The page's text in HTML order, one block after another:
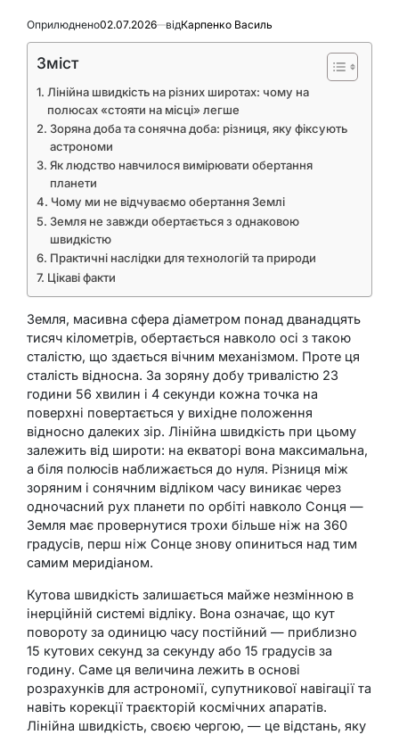
Оприлюднено02.07.2026 відКарпенко Василь
Зміст
Лінійна швидкість на різних широтах: чому на
полюсах «стояти на місці» легше
Зоряна доба та сонячна доба: різниця, яку фіксують
астрономи
Як людство навчилося вимірювати обертання
планети
Чому ми не відчуваємо обертання Землі
Земля не завжди обертається з однаковою
швидкістю
Практичні наслідки для технологій та природи
Цікаві факти
Земля, масивна сфера діаметром понад дванадцять
тисяч кілометрів, обертається навколо осі з такою
сталістю, що здається вічним механізмом. Проте ця
сталість відносна. За зоряну добу тривалістю 23
години 56 хвилин і 4 секунди кожна точка на
поверхні повертається у вихідне положення
відносно далеких зір. Лінійна швидкість при цьому
залежить від широти: на екваторі вона максимальна,
а біля полюсів наближається до нуля. Різниця між
зоряним і сонячним відліком часу виникає через
одночасний рух планети по орбіті навколо Сонця —
Земля має провернутися трохи більше ніж на 360
градусів, перш ніж Сонце знову опиниться над тим
самим меридіаном.
Кутова швидкість залишається майже незмінною в
інерційній системі відліку. Вона означає, що кут
повороту за одиницю часу постійний — приблизно
15 кутових секунд за секунду або 15 градусів за
годину. Саме ця величина лежить в основі
розрахунків для астрономії, супутникової навігації та
навіть корекції траєкторій космічних апаратів.
Лінійна швидкість, своєю чергою, — це відстань, яку